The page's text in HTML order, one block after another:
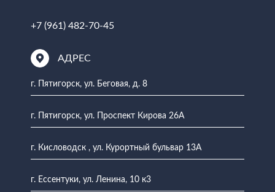
+7 (961) 482-70-45
АДРЕС
г. Пятигорск, ул. Беговая, д. 8
г. Пятигорск, ул. Проспект Кирова 26А
г. Кисловодск , ул. Курортный бульвар 13А
г. Ессентуки, ул. Ленина, 10 к3